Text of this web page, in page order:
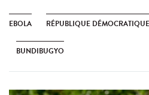
EBOLA RÉPUBLIQUE
BUNDIBUGYO